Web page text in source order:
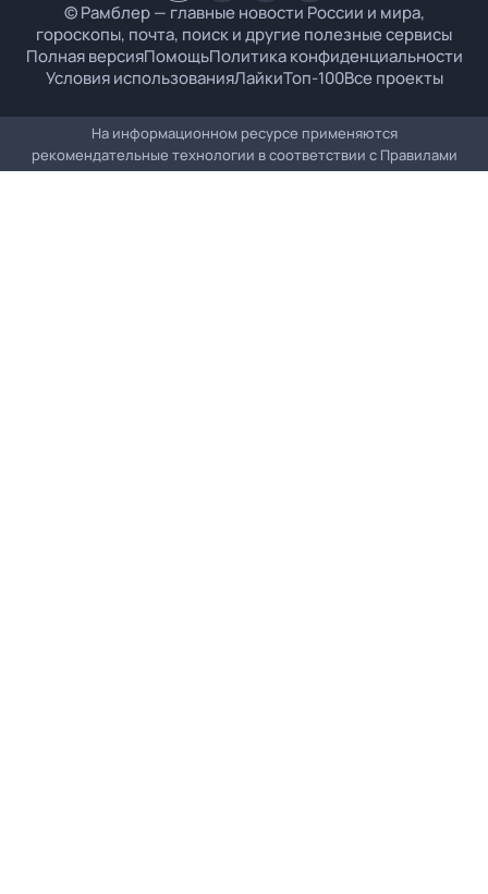
© Рамблер — главные новости России и мира,
гороскопы, почта, поиск и другие полезные сервисы
Полная версияПомощьПолитика конфиденциальности
Условия использованияЛайкиТоп-100Все проекты
На информационном ресурсе применяются
рекомендательные технологии в соответствии с Правилами